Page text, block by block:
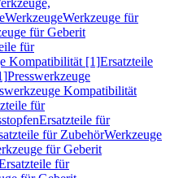
WerkzeugeWerkzeuge für
für Geberit
für
Kompatibilität [1]Ersatzteile
Presswerkzeuge
Kompatibilität
für
Ersatzteile für
für ZubehörWerkzeuge
für Geberit
für